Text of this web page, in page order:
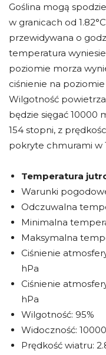
Goślina mogą
w granicach od
przewidywana o
temperatura wyniesie
poziomie morza
ciśnienie na
Wilgotność
będzie sięgać 10000
154 stopni, z
pokryte chmurami w
Temperatura
Warunki
Odczuwalna
Minimalna
Maksymalna
Ciśnienie
hPa
Ciśnienie
hPa
Wilgotność: 95%
Widoczność:
Prędkość wiatru: